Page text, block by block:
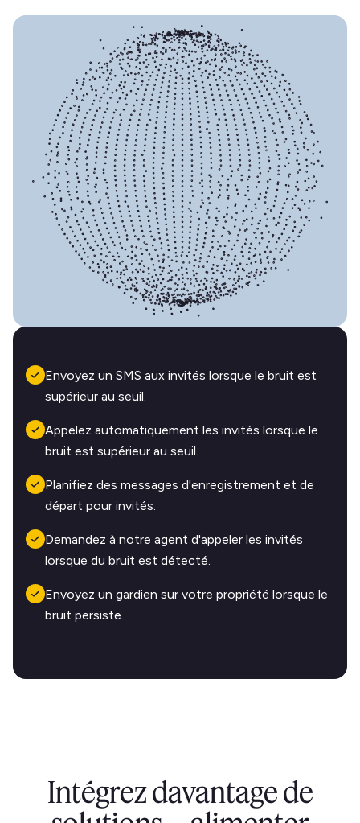
Envoyez un SMS aux invités lorsque le bruit est
supérieur au seuil.
Appelez automatiquement les invités lorsque le
bruit est supérieur au seuil.
Planifiez des messages d'enregistrement et de
départ pour invités.
Demandez à notre agent d'appeler les invités
lorsque du bruit est détecté.
Envoyez un gardien sur votre propriété lorsque le
bruit persiste.
Intégrez davantage de